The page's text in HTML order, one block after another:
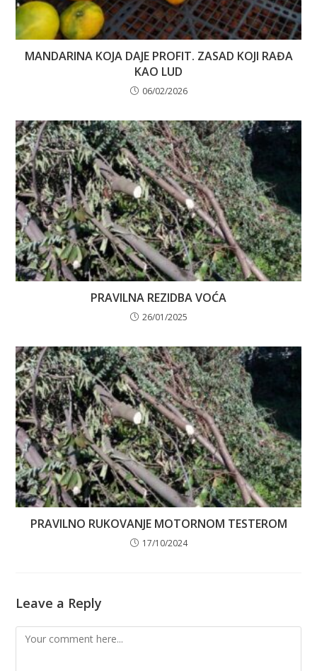
MANDARINA KOJA DAJE PROFIT. ZASAD KOJI RAĐA
KAO LUD
06/02/2026
PRAVILNA REZIDBA VOĆA
26/01/2025
PRAVILNO RUKOVANJE MOTORNOM TESTEROM
17/10/2024
Leave a Reply
Comment